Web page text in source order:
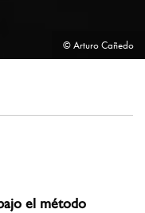
© Arturo Cañedo
el método